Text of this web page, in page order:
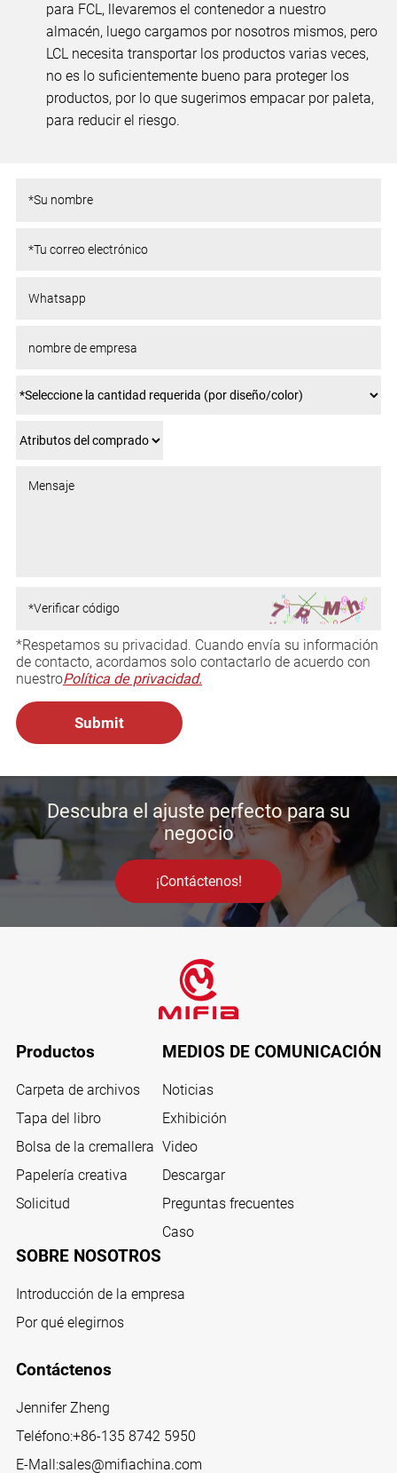
para FCL, llevaremos el contenedor a nuestro
almacén, luego cargamos por nosotros mismos, pero
LCL necesita transportar los productos varias veces,
no es lo suficientemente bueno para proteger los
productos, por lo que sugerimos empacar por paleta,
para reducir el riesgo.
*Respetamos su privacidad. Cuando envía su información
de contacto, acordamos solo contactarlo de acuerdo con
nuestroPolítica de privacidad.
Descubra el ajuste perfecto para su
negocio
¡Contáctenos!
Productos
Carpeta de archivos
Tapa del libro
Bolsa de la cremallera
Papelería creativa
Solicitud
MEDIOS DE COMUNICACIÓN
Noticias
Exhibición
Video
Descargar
Preguntas frecuentes
Caso
SOBRE NOSOTROS
Introducción de la empresa
Por qué elegirnos
Contáctenos
Jennifer Zheng
Teléfono:+86-135 8742 5950
E-Mall:sales@mifiachina.com